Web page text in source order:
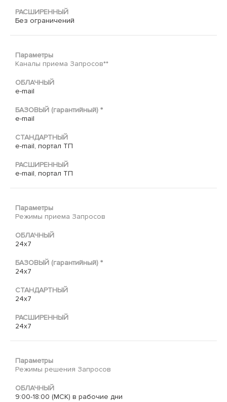
РАСШИРЕННЫЙ
Без ограничений
Параметры
Каналы приема Запросов**
ОБЛАЧНЫЙ
e-mail
БАЗОВЫЙ (гарантийный) *
e-mail
СТАНДАРТНЫЙ
e-mail, портал ТП
РАСШИРЕННЫЙ
e-mail, портал ТП
Параметры
Режимы приема Запросов
ОБЛАЧНЫЙ
24х7
БАЗОВЫЙ (гарантийный) *
24х7
СТАНДАРТНЫЙ
24х7
РАСШИРЕННЫЙ
24х7
Параметры
Режимы решения Запросов
ОБЛАЧНЫЙ
9:00-18:00 (МСК) в рабочие дни